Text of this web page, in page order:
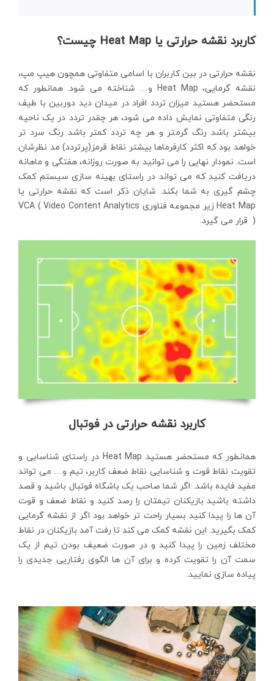
کاربرد نقشه حرارتی یا Heat Map چیست؟
نقشه حرارتی در بین کاربران با اسامی متفاوتی همچون هیپ مپ،
نقشه گرمایی، Heat Map و… شناخته می شود. همانطور که
مستحضر هستید میزان تردد افراد در میدان دید دوربین با طیف
رنگی متفاوتی نمایش داده می شود، هر چقدر تردد در یک ناحیه
بیشتر باشد رنگ گرمتر و هر چه تردد کمتر باشد رنگ سرد تر
خواهد بود که اکثر کارفرماها بیشتر نقاط قرمز(پرتردد) مد نظرشان
است. نمودار نهایی را می توانید به صورت روزانه، هفتگی و ماهانه
دریافت کنید که می تواند در راستای بهینه سازی سیستم کمک
چشم گیری به شما بکند. شایان ذکر است که نقشه حرارتی یا
Heat Map زیر مجموعه فناوری VCA ( Video Content Analytics
) قرار می گیرد.
کاربرد نقشه حرارتی در فوتبال
همانطور که مستحضر هستید Heat Map در راستای شناسایی و
تقویت نقاط قوت و شناسایی نقاط ضعف کاربر، تیم و… می تواند
مفید فایده باشد. اگر شما صاحب یک باشگاه فوتبال باشید و قصد
داشته باشید بازیکنان تیمتان را رصد کنید و نقاط ضعف و قوت
آن ها را پیدا کنید بسیار راحت تر خواهد بود اگر از نقشه گرمایی
کمک بگیرید. این نقشه کمک می کند تا رفت آمد بازیکنان در نقاط
مختلف زمین را پیدا کنید و در صورت ضعیف بودن تیم از یک
سمت آن را تقویت کرده و برای آن ها الگوی رفتاریی جدیدی را
پیاده سازی نمایید.